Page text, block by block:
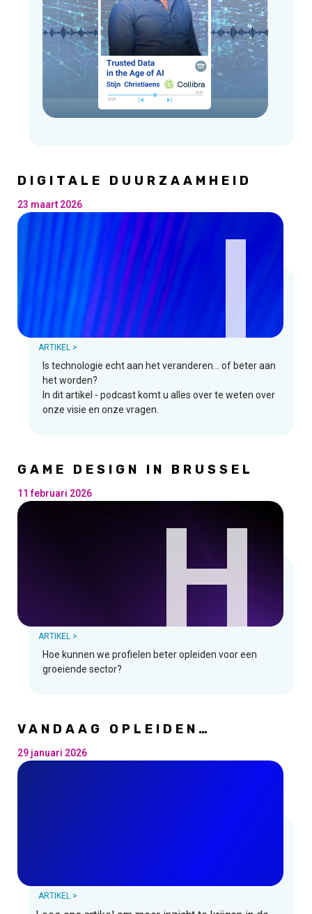
DIGITALE DUURZAAMHEID
23 maart 2026
I
ARTIKEL >
Is technologie echt aan het veranderen... of beter aan
het worden?
In dit artikel - podcast komt u alles over te weten over
onze visie en onze vragen.
GAME DESIGN IN BRUSSEL
11 februari 2026
H
ARTIKEL >
Hoe kunnen we profielen beter opleiden voor een
groeiende sector?
VANDAAG OPLEIDEN
TRANSFORMATIES
ANTICIPEREN
29 januari 2026
ARTIKEL >